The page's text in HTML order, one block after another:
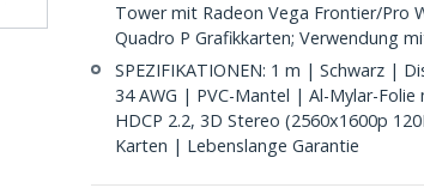
Tower mit Radeon Vega Frontier/Pro
Quadro P Grafikkarten; Verwendung
SPEZIFIKATIONEN: 1 m | Schwarz |
34 AWG | PVC-Mantel | Al-Mylar-Folie
HDCP 2.2, 3D Stereo (2560x1600p
Karten | Lebenslange Garantie